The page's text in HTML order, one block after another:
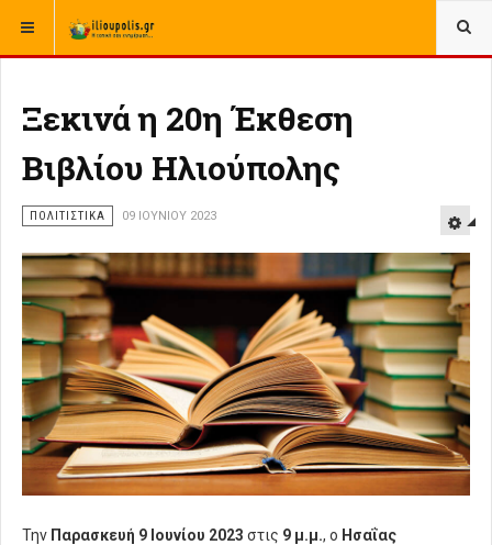
ΒΡΊΣΚΕΣΤΕ ΕΔΏ: ΑΡΧΙΚΉ
Ξεκινά η 20η Έκθεση
Βιβλίου Ηλιούπολης
ΠΟΛΙΤΙΣΤΙΚΑ 09 ΙΟΥΝΊΟΥ 2023
Την Παρασκευή 9 Ιουνίου 2023 στις 9 μ.μ., ο Ησαΐας